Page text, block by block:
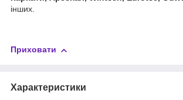
інших.
Приховати
Характеристики